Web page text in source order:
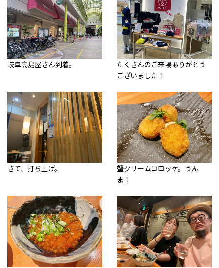
岐阜高島屋さん到着。
たくさんのご来場ありがとう
ございました！
さて、打ち上げ。
蟹クリームコロッケ。うん
ま！